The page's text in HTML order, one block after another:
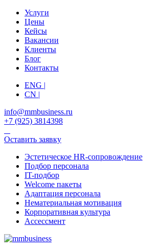
Услуги
Цены
Кейсы
Вакансии
Клиенты
Блог
Контакты
ENG |
CN |
info@mmbusiness.ru
+7 (925) 3814398
Оставить заявку
Эстетическое HR-сопровождение
Подбор персонала
IT-подбор
Welcome пакеты
Адаптация персонала
Нематериальная мотивация
Корпоративная культура
Ассессмент